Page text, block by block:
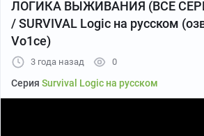
ЛОГИКА ВЫЖИВАНИЯ (ВСЕ
/ SURVIVAL Logic на русском
Vo1ce)
3 года назад 0
Серия Survival Logic на русском